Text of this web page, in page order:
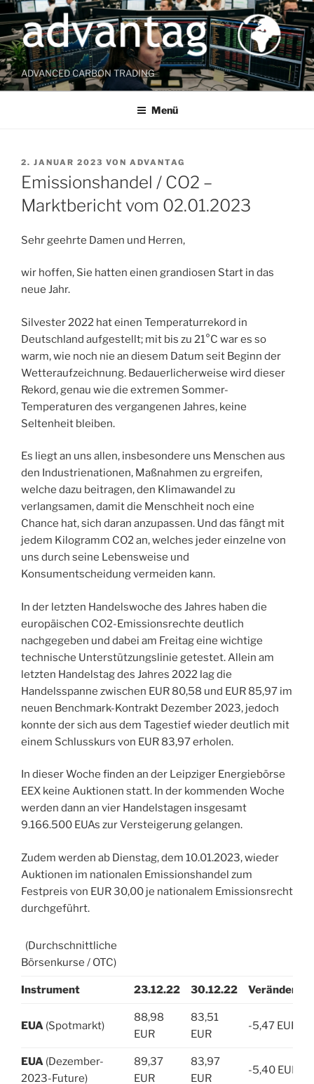
Zum
Inhalt
springen
ADVANCED CARBON TRADING
Menü
VERÖFFENTLICHT
AM
2. JANUAR 2023 VON ADVANTAG
Emissionshandel / CO2 –
Marktbericht vom 02.01.2023
Sehr geehrte Damen und Herren,
wir hoffen, Sie hatten einen grandiosen Start in das
neue Jahr.
Silvester 2022 hat einen Temperaturrekord in
Deutschland aufgestellt; mit bis zu 21°C war es so
warm, wie noch nie an diesem Datum seit Beginn der
Wetteraufzeichnung. Bedauerlicherweise wird dieser
Rekord, genau wie die extremen Sommer-
Temperaturen des vergangenen Jahres, keine
Seltenheit bleiben.
Es liegt an uns allen, insbesondere uns Menschen aus
den Industrienationen, Maßnahmen zu ergreifen,
welche dazu beitragen, den Klimawandel zu
verlangsamen, damit die Menschheit noch eine
Chance hat, sich daran anzupassen. Und das fängt mit
jedem Kilogramm CO2 an, welches jeder einzelne von
uns durch seine Lebensweise und
Konsumentscheidung vermeiden kann.
In der letzten Handelswoche des Jahres haben die
europäischen CO2-Emissionsrechte deutlich
nachgegeben und dabei am Freitag eine wichtige
technische Unterstützungslinie getestet. Allein am
letzten Handelstag des Jahres 2022 lag die
Handelsspanne zwischen EUR 80,58 und EUR 85,97 im
neuen Benchmark-Kontrakt Dezember 2023, jedoch
konnte der sich aus dem Tagestief wieder deutlich mit
einem Schlusskurs von EUR 83,97 erholen.
In dieser Woche finden an der Leipziger Energiebörse
EEX keine Auktionen statt. In der kommenden Woche
werden dann an vier Handelstagen insgesamt
9.166.500 EUAs zur Versteigerung gelangen.
Zudem werden ab Dienstag, dem 10.01.2023, wieder
Auktionen im nationalen Emissionshandel zum
Festpreis von EUR 30,00 je nationalem Emissionsrecht
durchgeführt.
(Durchschnittliche
Börsenkurse / OTC)
Instrument 23.12.22 30.12.22
EUA (Spotmarkt)
88,98
EUR
83,51
EUR
-5,47 EUR
EUA (Dezember-
2023-Future)
89,37
EUR
83,97
EUR
-5,40 EUR